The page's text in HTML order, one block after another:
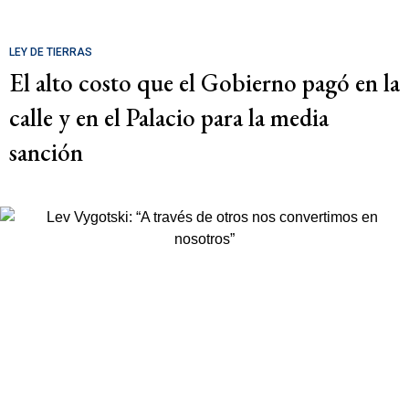
LEY DE TIERRAS
El alto costo que el Gobierno pagó en la
calle y en el Palacio para la media
sanción